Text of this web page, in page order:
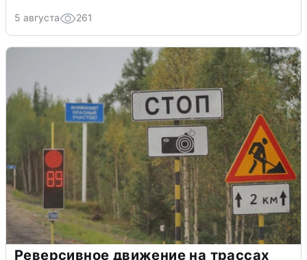
5 августа 261
Реверсивное движение на трассах